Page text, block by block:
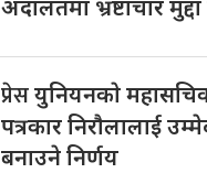
अदालतमा भ्रष्टाचार
प्रेसयुनियनकाे
पत्रकार निराैलालाई
बनाउने निर्णय